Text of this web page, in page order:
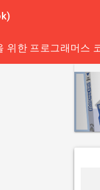
위한 프로그래머스
i